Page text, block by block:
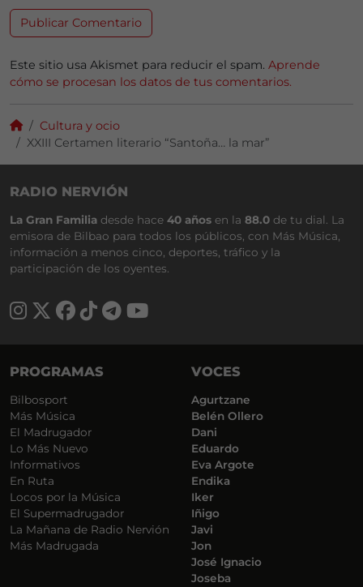
Este sitio usa Akismet para reducir el spam. Aprende
cómo se procesan los datos de tus comentarios.
Cultura y ocio
XXIII Certamen literario “Santoña… la mar”
RADIO NERVIÓN
La Gran Familia desde hace 40 años en la 88.0 de tu dial. La
emisora de Bilbao para todos los públicos, con Más Música,
información a menos cinco, deportes, tráfico y la
participación de los oyentes.
PROGRAMAS
Bilbosport
Más Música
El Madrugador
Lo Más Nuevo
Informativos
En Ruta
Locos por la Música
El Supermadrugador
La Mañana de Radio Nervión
Más Madrugada
VOCES
Agurtzane
Belén Ollero
Dani
Eduardo
Eva Argote
Endika
Iker
Iñigo
Javi
Jon
José Ignacio
Joseba